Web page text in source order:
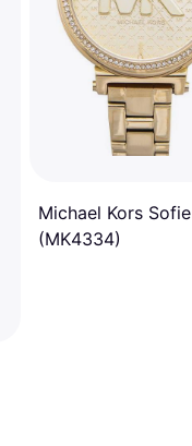
Michael Kors Sofie
(MK4334)